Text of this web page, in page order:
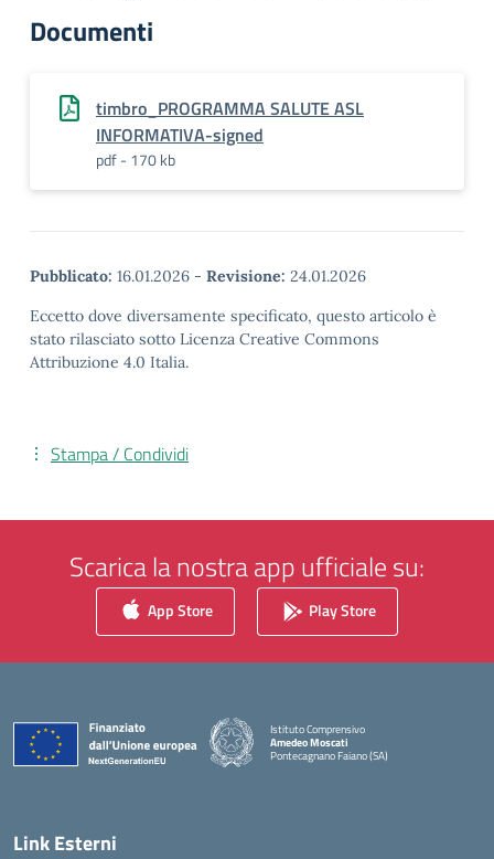
Documenti
timbro_PROGRAMMA SALUTE ASL
INFORMATIVA-signed
pdf - 170 kb
Pubblicato: 16.01.2026 - Revisione: 24.01.2026
Eccetto dove diversamente specificato, questo articolo è
stato rilasciato sotto Licenza Creative Commons
Attribuzione 4.0 Italia.
Stampa / Condividi
Scarica la nostra app ufficiale su:
App Store Play Store
Istituto Comprensivo
Amedeo Moscati
Pontecagnano Faiano (SA)
— Visita la pagina iniziale della scuola
Link Esterni